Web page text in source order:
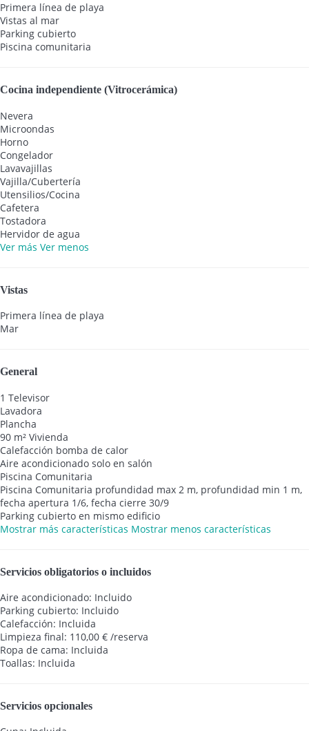
Primera línea de playa
Vistas al mar
Parking cubierto
Piscina comunitaria
Cocina independiente (Vitrocerámica)
Nevera
Microondas
Horno
Congelador
Lavavajillas
Vajilla/Cubertería
Utensilios/Cocina
Cafetera
Tostadora
Hervidor de agua
Ver más Ver menos
Vistas
Primera línea de playa
Mar
General
1 Televisor
Lavadora
Plancha
90 m² Vivienda
Calefacción bomba de calor
Aire acondicionado solo en salón
Piscina Comunitaria
Piscina Comunitaria profundidad max 2 m, profundidad min 1 m,
fecha apertura 1/6, fecha cierre 30/9
Parking cubierto en mismo edificio
Mostrar más características Mostrar menos características
Servicios obligatorios o incluidos
Aire acondicionado: Incluido
Parking cubierto: Incluido
Calefacción: Incluida
Limpieza final: 110,00 € /reserva
Ropa de cama: Incluida
Toallas: Incluida
Servicios opcionales